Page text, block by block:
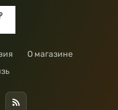
О магазине